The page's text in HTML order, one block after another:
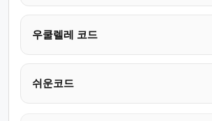
우쿨렐레 코드
쉬운코드